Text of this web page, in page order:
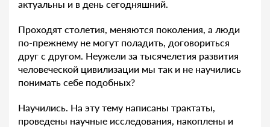
актуальны и в день сегодняшний.
Проходят столетия, меняются поколения, а люди
по-прежнему не могут поладить, договориться
друг с другом. Неужели за тысячелетия развития
человеческой цивилизации мы так и не научились
понимать себе подобных?
Научились. На эту тему написаны трактаты,
проведены научные исследования, накоплены и